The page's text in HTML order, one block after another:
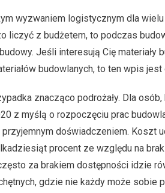
wyzwaniem logistycznym dla
liczyć z budżetem, to podczas
Jeśli interesują Cię materiały
budowlanych, to ten wpis jest
znacząco podrożały. Dla osób,
z myślą o rozpoczęciu prac
doświadczeniem. Koszt
procent ze względu na
za brakiem dostępności idzie
gdzie nie każdy może sobie